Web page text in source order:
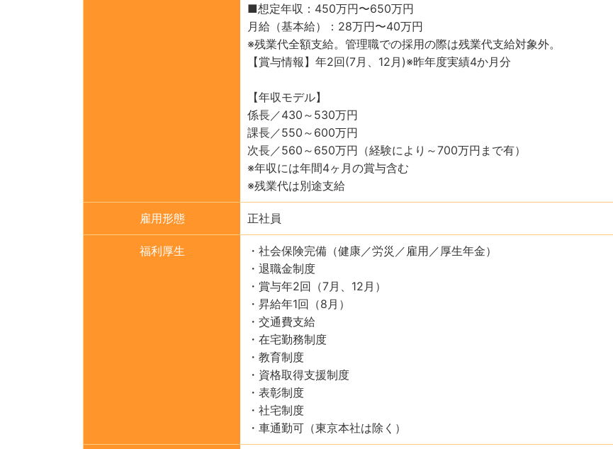
■想定年収：450万円〜650万円
月給（基本給）：28万円〜40万円
※残業代全額支給。管理職での採用の際は残業代支給対象外。
【賞与情報】年2回(7月、12月)※昨年度実績4か月分
【年収モデル】
係長／430～530万円
課長／550～600万円
次長／560～650万円（経験により～700万円まで有）
※年収には年間4ヶ月の賞与含む
※残業代は別途支給
雇用形態 正社員
福利厚生
・社会保険完備（健康／労災／雇用／厚生年金）
・退職金制度
・賞与年2回（7月、12月）
・昇給年1回（8月）
・交通費支給
・在宅勤務制度
・教育制度
・資格取得支援制度
・表彰制度
・社宅制度
・車通勤可（東京本社は除く）